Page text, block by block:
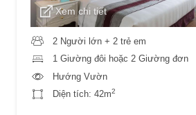
Xem chi tiết
2 Người lớn + 2 trẻ em
1 Giường đôi hoặc 2 Giường đơn
Hướng Vườn
Diện tích: 42m2